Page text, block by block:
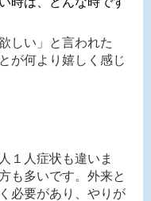
しい」と言われた
が何より嬉しく感じ
１人症状も違いま
も多いです。外来と
必要があり、やりが